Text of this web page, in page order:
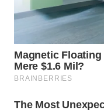
KALTARA
KALSEL
WN